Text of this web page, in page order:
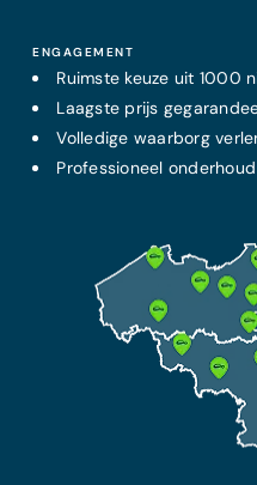
ENGAGEMENT
Ruimste keuze uit 1000
Laagste prijs
Volledige waarborg
Professioneel